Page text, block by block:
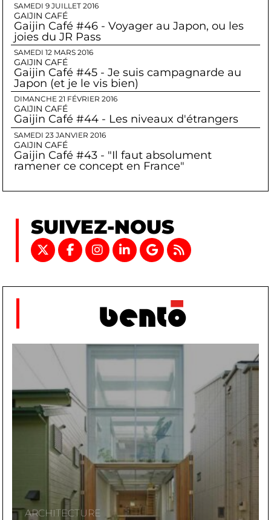
SAMEDI 9 JUILLET 2016
GAIJIN CAFÉ
Gaijin Café #46 - Voyager au Japon, ou les
joies du JR Pass
SAMEDI 12 MARS 2016
GAIJIN CAFÉ
Gaijin Café #45 - Je suis campagnarde au
Japon (et je le vis bien)
DIMANCHE 21 FÉVRIER 2016
GAIJIN CAFÉ
Gaijin Café #44 - Les niveaux d'étrangers
SAMEDI 23 JANVIER 2016
GAIJIN CAFÉ
Gaijin Café #43 - "Il faut absolument
ramener ce concept en France"
SUIVEZ-NOUS
ARCHITECTURE